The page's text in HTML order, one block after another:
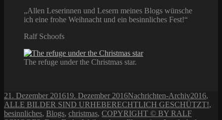
„Allen Leserinnen und Lesern meines Blogs wünsche
ich eine frohe Weihnacht und ein besinnliches Fest!“
Ralf Schoofs
The refuge under the Christmas star.
Veröffentlicht
am
21. Dezember 201619. Dezember 2016Kategorien
Nachrichten-Archiv2016,
ALLE BILDER SIND URHEBERECHTLICH GESCHÜTZT!,
besinnliches, Blogs, christmas, COPYRIGHT © BY RALF